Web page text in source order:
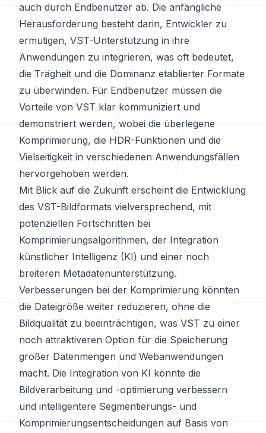
auch durch Endbenutzer ab. Die anfängliche
Herausforderung besteht darin, Entwickler zu
ermutigen, VST-Unterstützung in ihre
Anwendungen zu integrieren, was oft bedeutet,
die Trägheit und die Dominanz etablierter Formate
zu überwinden. Für Endbenutzer müssen die
Vorteile von VST klar kommuniziert und
demonstriert werden, wobei die überlegene
Komprimierung, die HDR-Funktionen und die
Vielseitigkeit in verschiedenen Anwendungsfällen
hervorgehoben werden.
Mit Blick auf die Zukunft erscheint die Entwicklung
des VST-Bildformats vielversprechend, mit
potenziellen Fortschritten bei
Komprimierungsalgorithmen, der Integration
künstlicher Intelligenz (KI) und einer noch
breiteren Metadatenunterstützung.
Verbesserungen bei der Komprimierung könnten
die Dateigröße weiter reduzieren, ohne die
Bildqualität zu beeinträchtigen, was VST zu einer
noch attraktiveren Option für die Speicherung
großer Datenmengen und Webanwendungen
macht. Die Integration von KI könnte die
Bildverarbeitung und -optimierung verbessern
und intelligentere Segmentierungs- und
Komprimierungsentscheidungen auf Basis von